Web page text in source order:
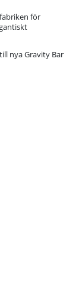
för
nya Gravity Bar